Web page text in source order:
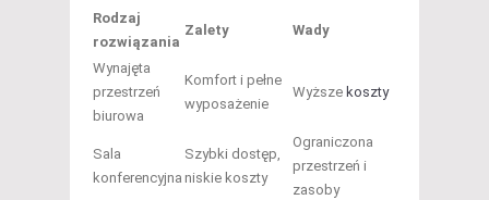
Rodzaj
rozwiązania
Zalety Wady
Wynajęta
przestrzeń
biurowa
Komfort i pełne
wyposażenie
Wyższe koszty
Sala
konferencyjna
Szybki dostęp,
niskie koszty
Ograniczona
przestrzeń i
zasoby